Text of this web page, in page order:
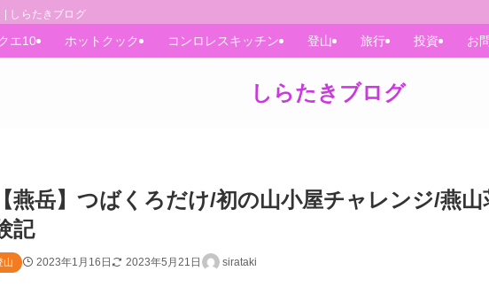
しらたきブログ
しらたきブログ
エ10 ホットクック コンロレスキッチン 登山 旅行 投資 お
【燕岳】つばくろだけ/初の山小屋チャレンジ/燕
記
山 2023年1月16日 2023年5月21日 sirataki